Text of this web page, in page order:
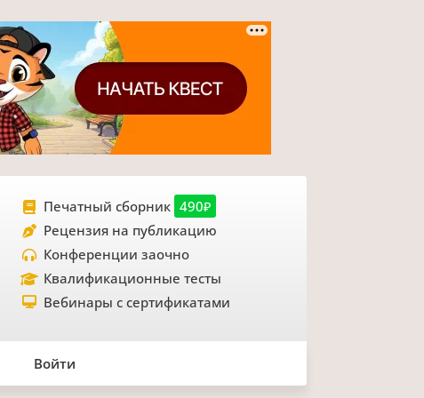
Печатный сборник 490₽
Рецензия на публикацию
Конференции заочно
Квалификационные тесты
Вебинары с сертификатами
Войти